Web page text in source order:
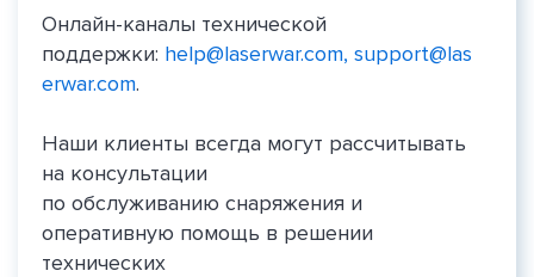
Онлайн-каналы технической
поддержки: help@laserwar.com, support@las
erwar.com.
Наши клиенты всегда могут рассчитывать
на консультации
по обслуживанию снаряжения и
оперативную помощь в решении
технических